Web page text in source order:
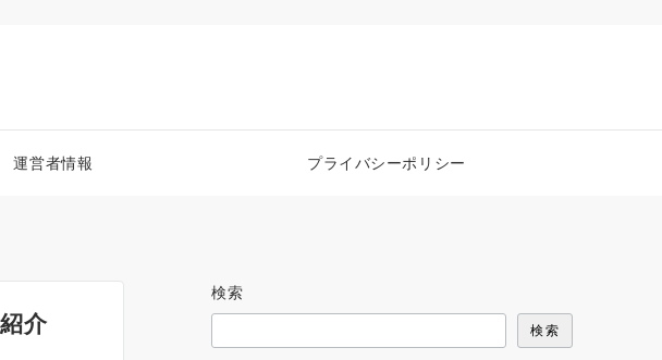
運営者情報 プライバシーポリシー
介
検索
検索